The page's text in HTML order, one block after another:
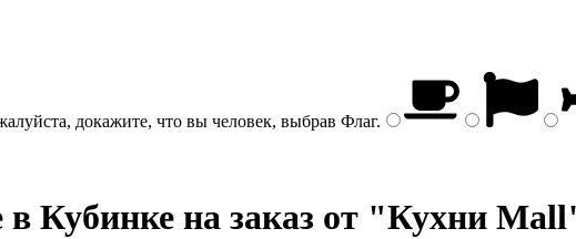
докажите, что вы человек, выбрав Флаг.
в Кубинке на заказ от "Кухни